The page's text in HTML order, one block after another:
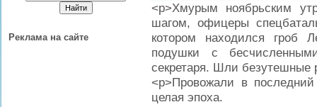
Реклама на сайте
<p>Хмурым ноябрьским
шагом, офицеры
котором находился гроб
подушки с
секретаря. Шли безутешные
<p>Провожали в последний
целая эпоха.